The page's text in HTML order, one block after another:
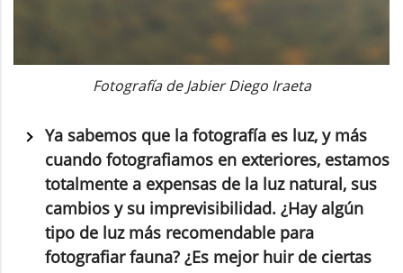
Fotografía de Jabier Diego Iraeta
Ya sabemos que la fotografía es luz, y más
cuando fotografiamos en exteriores, estamos
totalmente a expensas de la luz natural, sus
cambios y su imprevisibilidad. ¿Hay algún
tipo de luz más recomendable para
fotografiar fauna? ¿Es mejor huir de ciertas